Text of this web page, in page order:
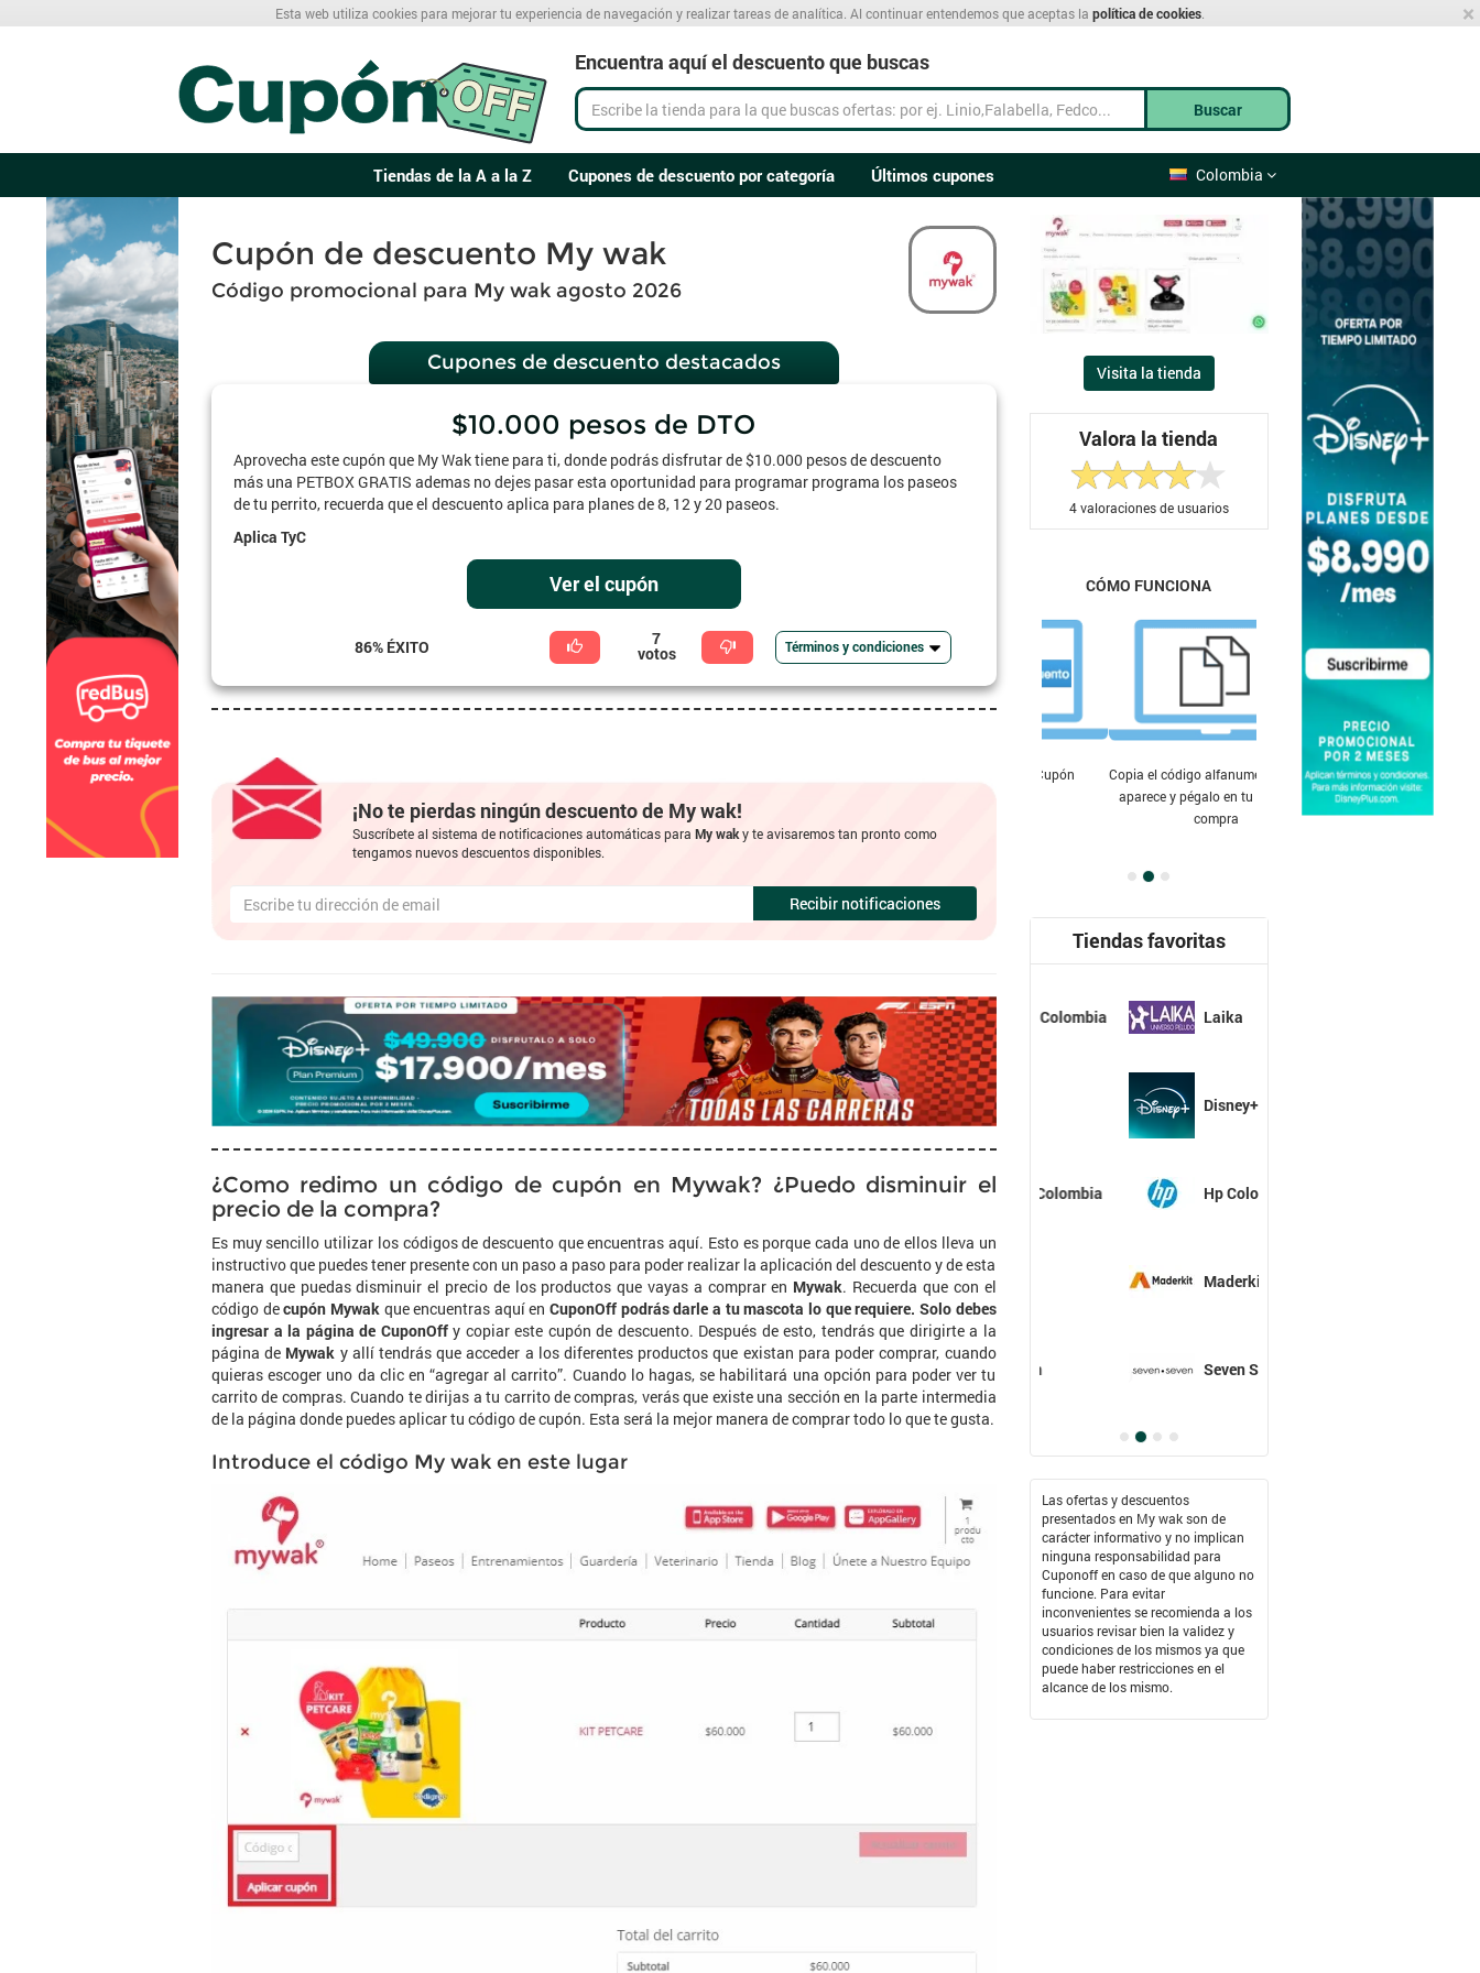
×
Esta web utiliza cookies para mejorar tu experiencia de navegación y realizar tareas de analítica. Al continuar entendemos que aceptas la política de cookies
Encuentra aquí el descuento que buscas
Buscar
Colombia
Tiendas de la A a la Z Cupones de descuento por categoría Últimos cupones
Cupón de descuento My wak
Código promocional para My wak agosto 2026
Cupones de descuento destacados
$10.000 pesos de DTO
Aprovecha este cupón que My Wak tiene para ti, donde podrás disfrutar de $10.000 pesos de descuento
más una PETBOX GRATIS ademas no dejes pasar esta oportunidad para programar programa los paseos
de tu perrito, recuerda que el descuento aplica para planes de 8, 12 y 20 paseos.
Aplica TyC
Ver el cupón
86% ÉXITO 7
votos Términos y condiciones
¡No te pierdas ningún descuento de My wak!
Suscríbete al sistema de notificaciones automáticas paraMy waky te avisaremos tan pronto como
tengamos nuevos descuentos disponibles.
Recibir notificaciones
¿Como redimo un código de cupón en Mywak? ¿Puedo disminuir el
precio de la compra?
Es muy sencillo utilizar los códigos de descuento que encuentras aquí. Esto es porque cada uno de ellos lleva un
instructivo que puedes tener presente con un paso a paso para poder realizar la aplicación del descuento y de esta
manera que puedas disminuir el precio de los productos que vayas a comprar en Mywak. Recuerda que con el
código decupón Mywak que encuentras aquí enCuponOff podrás darle a tu mascota lo que requiere. Solo debes
ingresar a la página de CuponOffy copiar este cupón de descuento. Después de esto, tendrás que dirigirte a la
página de Mywak y allí tendrás que acceder a los diferentes productos que existan para poder comprar, cuando
quieras escoger uno da clic en “agregar al carrito”. Cuando lo hagas, se habilitará una opción para poder ver tu
carrito de compras. Cuando te dirijas a tu carrito de compras, verás que existe una sección en la parte intermedia
de la página donde puedes aplicar tu código de cupón. Esta será la mejor manera de comprar todo lo que te gusta.
Introduce el código My wak en este lugar
Visita la tienda
Valora la tienda
4valoraciones de usuarios
CÓMO FUNCIONA
Copia el código alfanumérico que te
aparece y pégalo en tu carrito de
Tiendas favoritas
Laika
Disney+
Hp Colombia
Maderkit
Seven Seven
Las ofertas y descuentos
presentados en My wak son de
carácter informativo y no implican
ninguna responsabilidad para
Cuponoff en caso de que alguno no
funcione. Para evitar
inconvenientes se recomienda a los
usuarios revisar bien la validez y
condiciones de los mismos ya que
puede haber restricciones en el
alcance de los mismo.